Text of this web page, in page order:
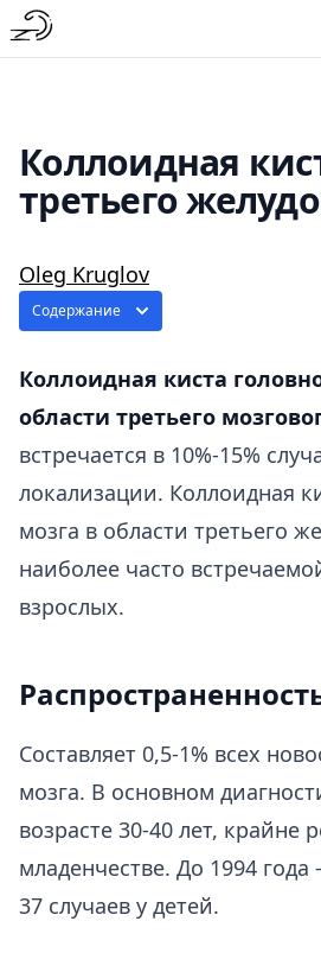
Коллоидная
третьего
Oleg Kruglov
Содержание
Коллоидная киста
области третьего
встречается в 10%-15%
локализации. Коллоидная
мозга в области третьего
наиболее часто
взрослых.
Составляет 0,5-1% всех
мозга. В основном
возрасте 30-40 лет, крайне
младенчестве. До 1994 года
37 случаев у детей.